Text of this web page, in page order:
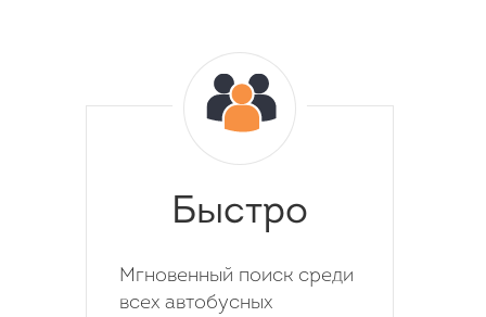
Быстро
Мгновенный поиск среди
всех автобусных